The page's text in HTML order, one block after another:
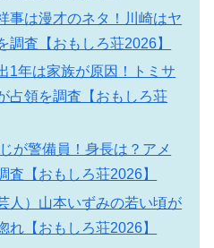
事は漫才のネタ！川崎はヤ
調査【おもしろ荘2026】
1年は家族が原因！トミサ
占領を調査【おもしろ荘
が警備員！身長は？アメ
査【おもしろ荘2026】
人）山本いずみの若い頃が
れ【おもしろ荘2026】